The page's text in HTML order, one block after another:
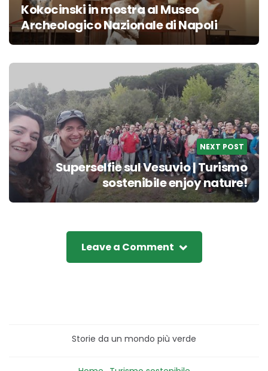
Kokocinski in mostra al Museo
Archeologico Nazionale di Napoli
NEXT POST
Superselfie sul Vesuvio | Turismo
sostenibile enjoy nature!
Leave a Comment
Storie da un mondo più verde